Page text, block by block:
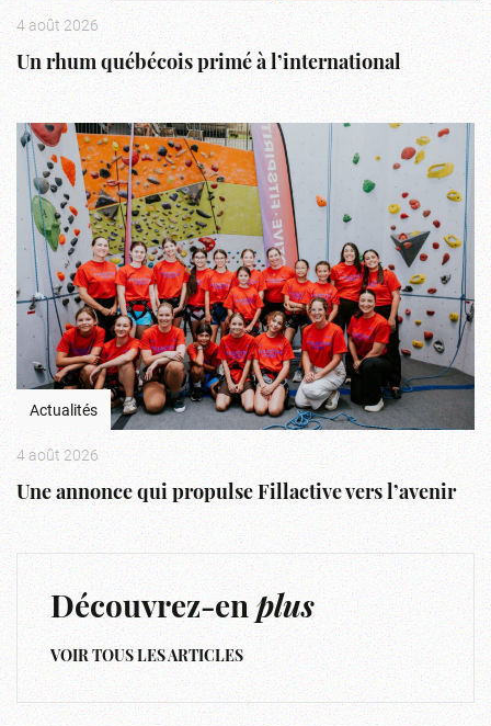
4 août 2026
Un rhum québécois primé à l’international
Actualités
4 août 2026
Une annonce qui propulse Fillactive vers l’avenir
Découvrez-enplus
VOIR TOUS LES ARTICLES